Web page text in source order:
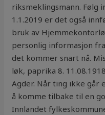
riksmeklingsmann. Følg
1.1.2019 er det også
bruk av
personlig informasjon
det kommer snart nå.
løk, paprika 8.
Agder. Når ting ikke går
å komme tilbake til en
Innlandet